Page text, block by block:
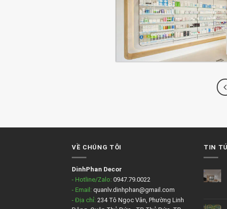
VỀ CHÚNG TÔI
DinhPhan Decor
- Hotline/Zalo: 0947.79.0022
- Email: quanlv.dinhphan@gmail.com
- Địa chỉ: 234 Tô Ngọc Vân, Phường Linh
TIN